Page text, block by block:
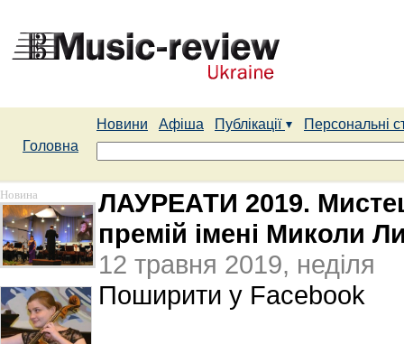
Новини Афіша Публікації
Персональні
Головна
Новина
ЛАУРЕАТИ 2019.
премій імені Миколи
12 травня 2019, неділя
Поширити у Facebook